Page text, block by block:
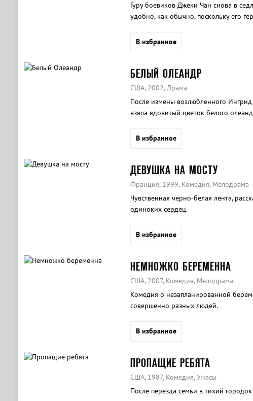
Гуру боевиков Джеки Чан снова в
удобно, как обычно, поскольку его
В избранное
БЕЛЫЙ ОЛЕАНДР
США, 2002, Драма
После измены возлюбленного
взяла ядовитый цветок белого
В избранное
ДЕВУШКА НА МОСТУ
Франция, 1999, Комедия, Мелодрама
Чувственная черно-белая лента,
одиноких сердец.
В избранное
НЕМНОЖКО БЕРЕМЕННА
США, 2007, Комедия, Мелодрама
Комедия о незапланированной
совершенно разных людей.
В избранное
ПРОПАЩИЕ РЕБЯТА
США, 1987, Комедия, Ужасы
После перезда семьи в тихий